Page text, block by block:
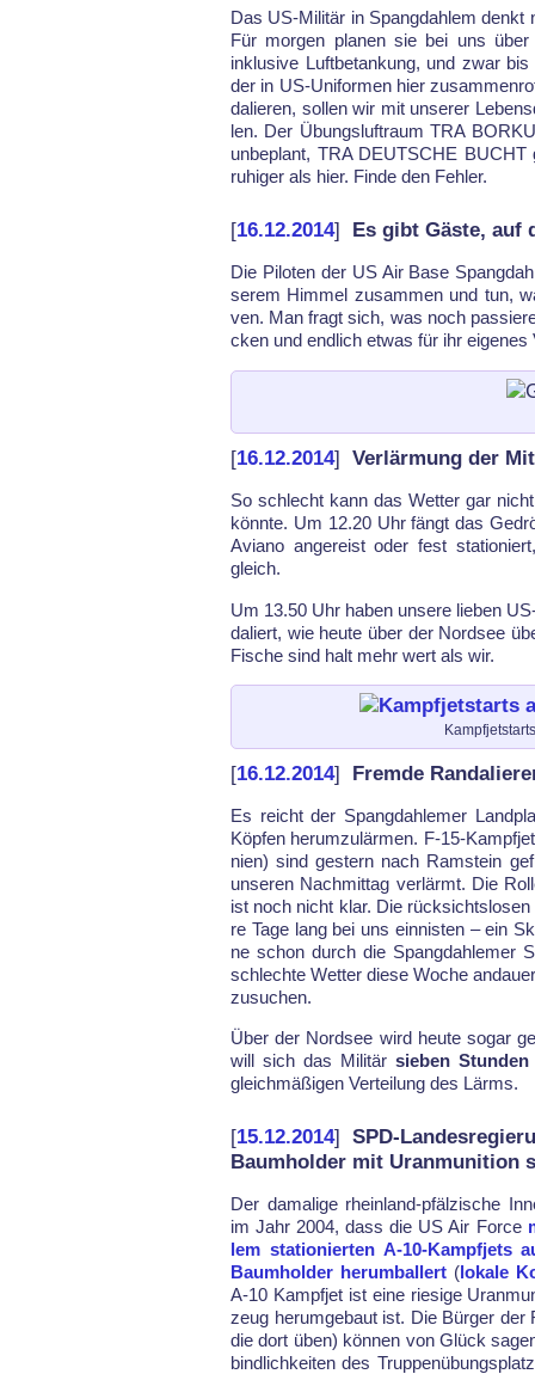
Das US-Militär in Spang­dah­lem denkt
Für mor­gen pla­nen sie bei uns
inklusive Luft­be­tan­kung, und zwar
der in US-Uni­for­men hier
da­lie­ren, sol­len wir mit un­se­rer
len. Der Übungs­luftraum TRA
un­be­plant, TRA DEU­TSCHE
ru­hi­ger als hier. Fin­de den Feh­ler.
[16.12.2014] Es gibt Gäste, auf
Die Pi­lo­ten der US Air Ba­se
se­rem Him­mel zu­sam­men und tun,
ven. Man fragt sich, was noch
cken und end­lich et­was für ihr ei­ge­nes
[16.12.2014] Verlärmung der
So schlecht kann das Wet­ter gar
könn­te. Um 12.20 Uhr fängt das
Avia­no an­ge­reist oder fest
gleich.
Um 13.50 Uhr ha­ben un­se­re lie­ben
da­liert, wie heu­te über der Nord­see
Fi­sche sind halt mehr wert als wir.
[16.12.2014] Fremde
Es reicht der Spang­dah­le­mer
Köp­fen her­um­zulär­men. F-15-
ni­en) sind ges­tern nach Ram­stein
un­se­ren Nach­mit­tag ver­lärmt. Die
ist noch nicht klar. Die
re Ta­ge lang bei uns ein­nis­ten – ein
ne schon durch die Spang­dah­le­mer
schlech­te Wet­ter die­se Wo­che
zu­su­chen.
Über der Nord­see wird heu­te so­gar
will sich das Mi­litär sie­ben
gleich­mäßi­gen Ver­tei­lung des Lärms.
[15.12.2014] SPD-
Baumholder mit Uranmunition
Der da­ma­li­ge rhein­land-pfäl­zi­sche
im Jahr 2004, dass die US Air For­ce
lem sta­tio­nier­ten A-10-Kampf­jets
Baum­hol­der her­um­bal­lert (lokale
A-10 Kampf­jet ist ei­ne rie­si­ge
zeug her­um­ge­baut ist. Die Bür­ger der
die dort üben) kön­nen von Glück
bind­lich­kei­ten des